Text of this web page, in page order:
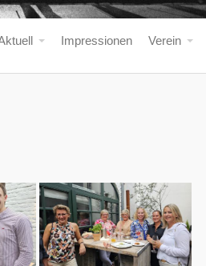
Impressionen Verein